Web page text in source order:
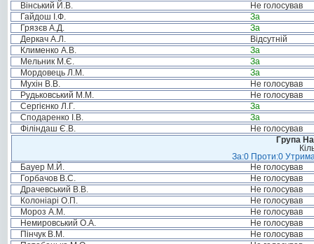
Вінський Й.В.
Не голосував
Гайдош І.Ф.
За
Грязєв А.Д.
За
Деркач А.Л.
Відсутній
Клименко А.В.
За
Мельник М.Є.
За
Мордовець Л.М.
За
Мухін В.В.
Не голосував
Рудьковський М.М.
Не голосував
Сергієнко Л.Г.
За
Сподаренко І.В.
За
Філіндаш Є.В.
Не голосував
Група
За:0 Проти:0
Бауер М.Й.
Не голосував
Горбачов В.С.
Не голосував
Драчевський В.В.
Не голосував
Колоніарі О.П.
Не голосував
Мороз А.М.
Не голосував
Немировський О.А.
Не голосував
Пінчук В.М.
Не голосував